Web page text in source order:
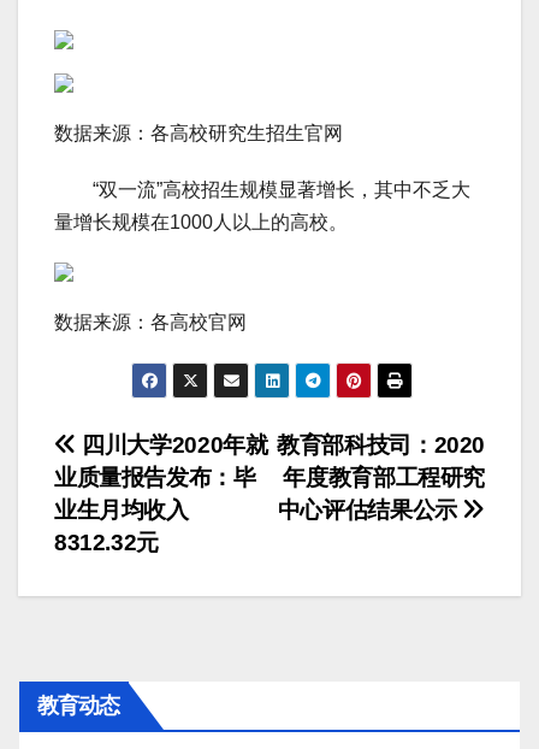
数据来源：各高校研究生招生官网
“双一流”高校招生规模显著增长，其中不乏大
量增长规模在1000人以上的高校。
数据来源：各高校官网
文
章
导
航
教育部科技司：2020
年度教育部工程研究
中心评估结果公示
四川大学2020年就
业质量报告发布：毕
业生月均收入
8312.32元
教育动态